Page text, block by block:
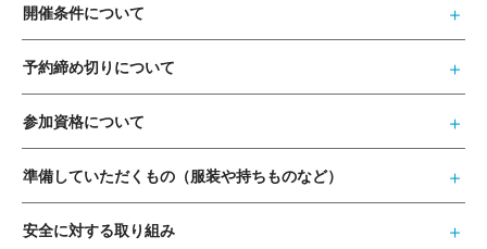
開催条件について
予約締め切りについて
参加資格について
準備していただくもの（服装や持ちものなど）
安全に対する取り組み